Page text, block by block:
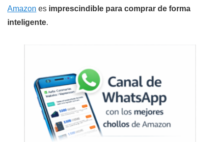
Amazon es imprescindible para comprar de forma
inteligente.